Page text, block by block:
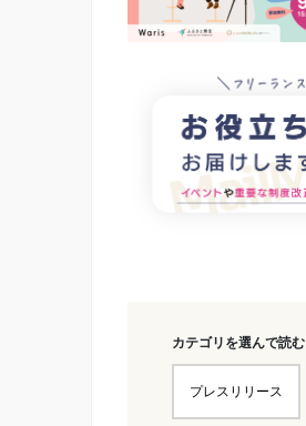
カテゴリを選んで読む
プレスリリース